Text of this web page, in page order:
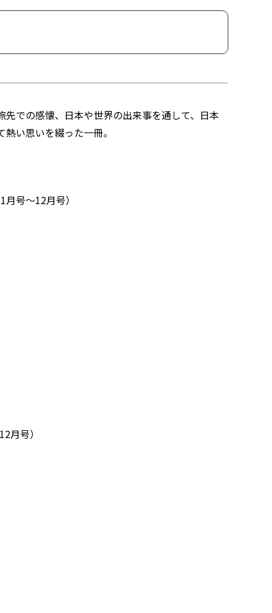
先での感懐、日本や世界の出来事を通して、日本
い思いを綴った一冊。
号〜12月号）
月号）